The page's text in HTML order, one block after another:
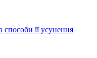
способи її усунення